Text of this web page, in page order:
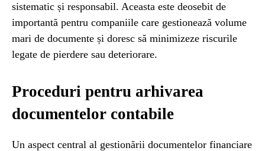
sistematic și responsabil. Aceasta este deosebit de
importantă pentru companiile care gestionează volume
mari de documente și doresc să minimizeze riscurile
legate de pierdere sau deteriorare.
Proceduri pentru arhivarea
documentelor contabile
Un aspect central al gestionării documentelor financiare